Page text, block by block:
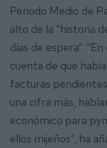
Periodo Medio de
alto de la “historia
días de espera”.
cuenta de que
facturas
una cifra más,
económico para
ellos mijeños”, ha